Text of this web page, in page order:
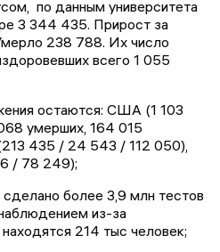
по данным университета
3 344 435. Прирост за
238 788. Их число
всего 1 055
остаются: США (1 103
умерших, 164 015
435 / 24 543 / 112 050),
/ 78 249);
более 3,9 млн тестов
из-за
214 тыс человек;